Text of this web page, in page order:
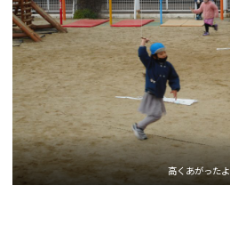
高くあがったよ